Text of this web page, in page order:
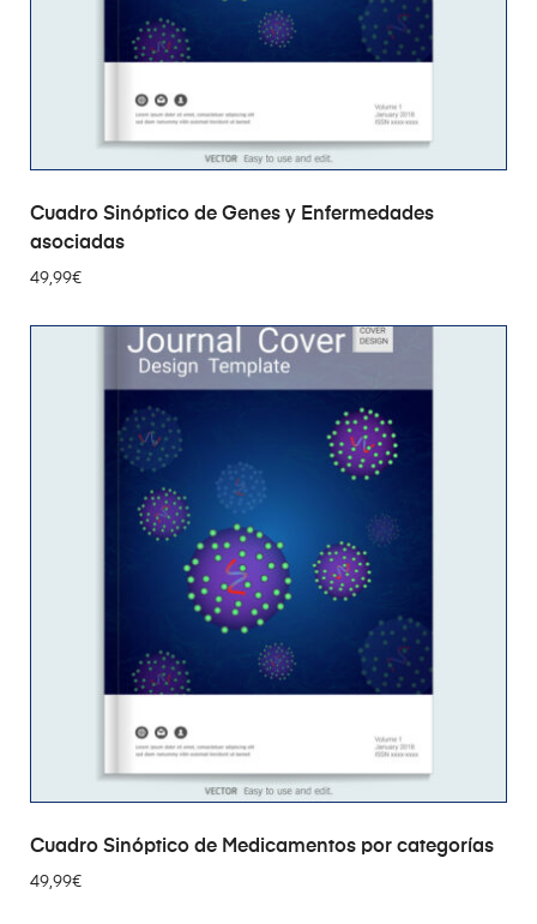
AÑADIR AL CARRITO
Cuadro Sinóptico de Genes y Enfermedades
asociadas
49,99€
AÑADIR AL CARRITO
Cuadro Sinóptico de Medicamentos por categorías
49,99€